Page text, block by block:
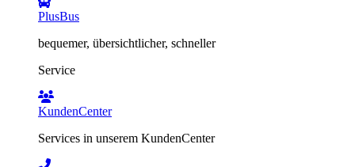
PlusBus
bequemer, übersichtlicher, schneller
Service
KundenCenter
Services in unserem KundenCenter